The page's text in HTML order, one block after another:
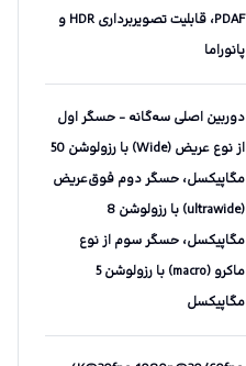
PDAF، قابلیت تصویربرداری HDR و
پانوراما
دوربین اصلی سه‌گانه - حسگر اول
از نوع عریض (Wide) با رزولوشن 50
مگاپیکسل، حسگر دوم فوق‌عریض
(ultrawide) با رزولوشن 8
مگاپیکسل، حسگر سوم از نوع
ماکرو (macro) با رزولوشن 5
مگاپیکسل